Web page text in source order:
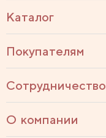
Каталог
Покупателям
Сотрудничество
О компании